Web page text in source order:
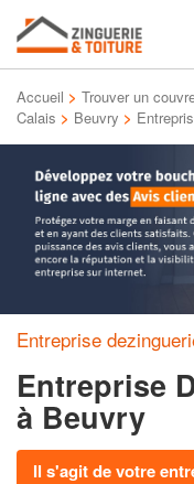
Accueil > Trouver un
Calais > Beuvry >
Entreprise
Entreprise
à Beuvry
Il s'agit de votre